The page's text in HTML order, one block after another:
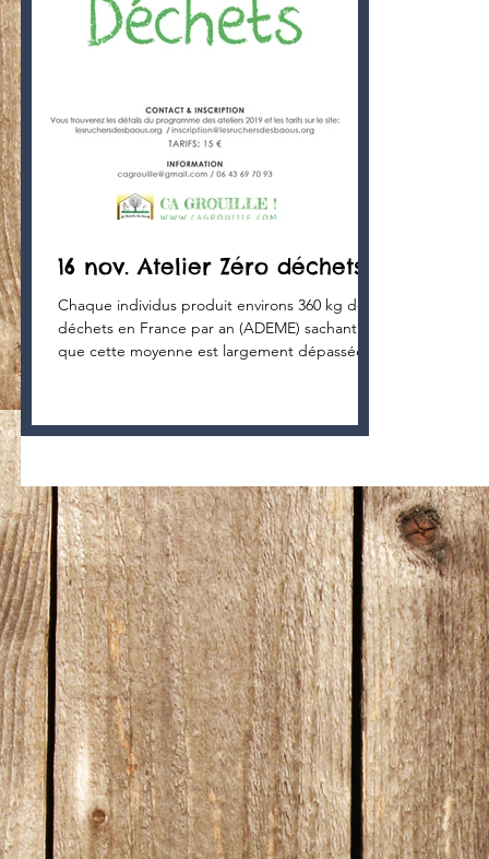
16 nov. Atelier Zéro déchets
Chaque individus produit environs 360 kg de
déchets en France par an (ADEME) sachant
que cette moyenne est largement dépassée